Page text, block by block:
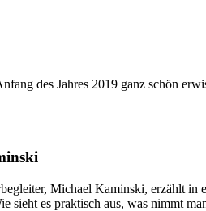
des Jahres 2019 ganz schön
Michael Kaminski, erzählt
sieht es praktisch aus, was nimmt